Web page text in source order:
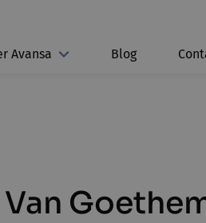
Avansa Blog